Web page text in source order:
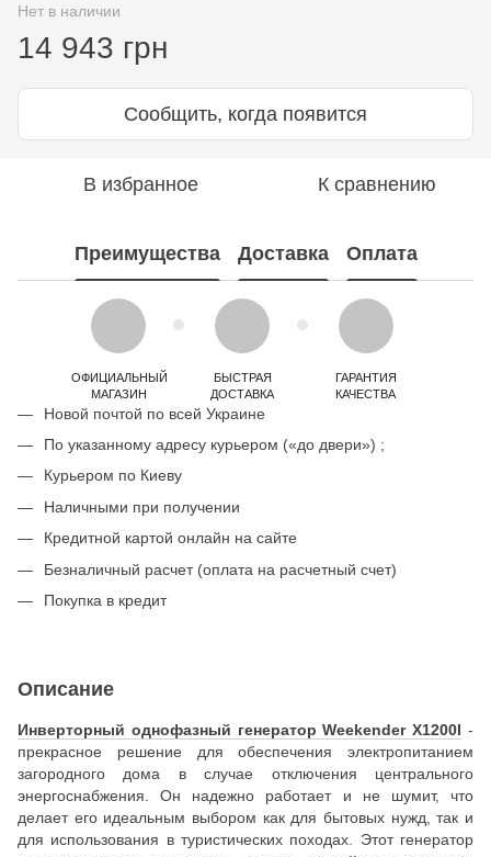
Нет в наличии
14 943 грн
Сообщить, когда появится
В избранное К сравнению
Преимущества Доставка Оплата
ОФИЦИАЛЬНЫЙ
МАГАЗИН
БЫСТРАЯ
ДОСТАВКА
ГАРАНТИЯ
КАЧЕСТВА
Новой почтой по всей Украине
По указанному адресу курьером («до двери») ;
Курьером по Киеву
Наличными при получении
Кредитной картой онлайн на сайте
Безналичный расчет (оплата на расчетный счет)
Покупка в кредит
Описание
Инверторный однофазный генератор Weekender X1200I -
прекрасное решение для обеспечения электропитанием
загородного дома в случае отключения центрального
энергоснабжения. Он надежно работает и не шумит, что
делает его идеальным выбором как для бытовых нужд, так и
для использования в туристических походах. Этот генератор